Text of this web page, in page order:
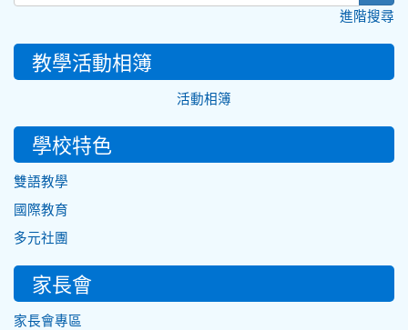
進階搜尋
教學活動相簿
活動相簿
學校特色
雙語教學
國際教育
多元社團
家長會
家長會專區